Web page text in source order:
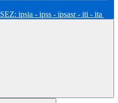
SEZ: ipsia - ipss - ipsasr - iti - ita